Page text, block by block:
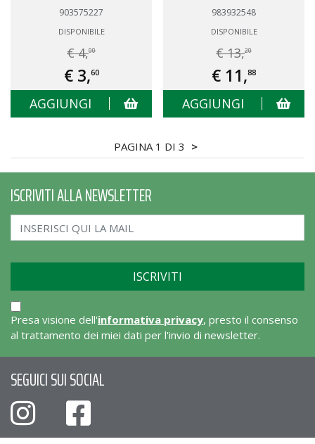
903575227
DISPONIBILE
€ 4,00
€ 3,60
AGGIUNGI
983932548
DISPONIBILE
€ 13,20
€ 11,88
AGGIUNGI
PAGINA 1 DI 3 >
ISCRIVITI ALLA NEWSLETTER
Presa visione dell'informativa privacy, presto il consenso
al trattamento dei miei dati per l'invio di newsletter.
SEGUICI SUI SOCIAL